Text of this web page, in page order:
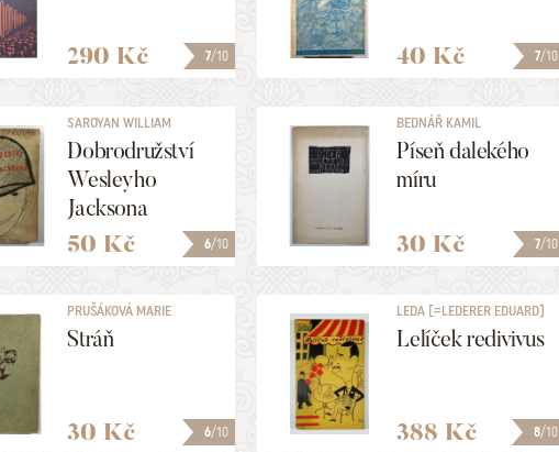
7/10
290 Kč 7/10
40 Kč
6/10
SAROYAN WILLIAM
Dobrodružství
Wesleyho
Jacksona
50 Kč 7/10
BEDNÁŘ KAMIL
Píseň dalekého
míru
30 Kč
6/10
PRUŠÁKOVÁ MARIE
Stráň
30 Kč 8/10
LEDA [=LEDERER EDUARD]
Lelíček redivivus
388 Kč